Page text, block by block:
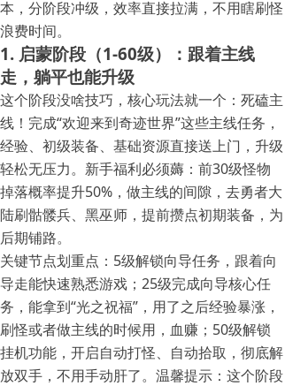
本，分阶段冲级，效率直接拉满，不用瞎刷怪
浪费时间。
1. 启蒙阶段（1-60级）：跟着主线
走，躺平也能升级
这个阶段没啥技巧，核心玩法就一个：死磕主
线！完成“欢迎来到奇迹世界”这些主线任务，
经验、初级装备、基础资源直接送上门，升级
轻松无压力。新手福利必须薅：前30级怪物
掉落概率提升50%，做主线的间隙，去勇者大
陆刷骷髅兵、黑巫师，提前攒点初期装备，为
后期铺路。
关键节点划重点：5级解锁向导任务，跟着向
导走能快速熟悉游戏；25级完成向导核心任
务，能拿到“光之祝福”，用了之后经验暴涨，
刷怪或者做主线的时候用，血赚；50级解锁
挂机功能，开启自动打怪、自动拾取，彻底解
放双手，不用手动肝了。温馨提示：这个阶段